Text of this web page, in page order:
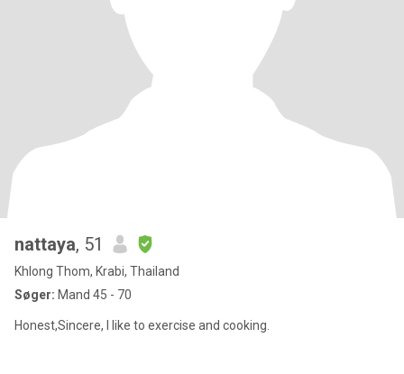
nattaya, 51
Khlong Thom, Krabi, Thailand
Søger: Mand 45 - 70
Honest,Sincere, I like to exercise and cooking.